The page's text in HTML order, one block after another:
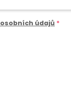
osobních údajů *